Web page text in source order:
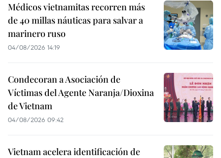
Médicos vietnamitas recorren más
de 40 millas náuticas para salvar a
marinero ruso
04/08/2026 14:19
Condecoran a Asociación de
Víctimas del Agente Naranja/Dioxina
de Vietnam
04/08/2026 09:42
Vietnam acelera identificación de